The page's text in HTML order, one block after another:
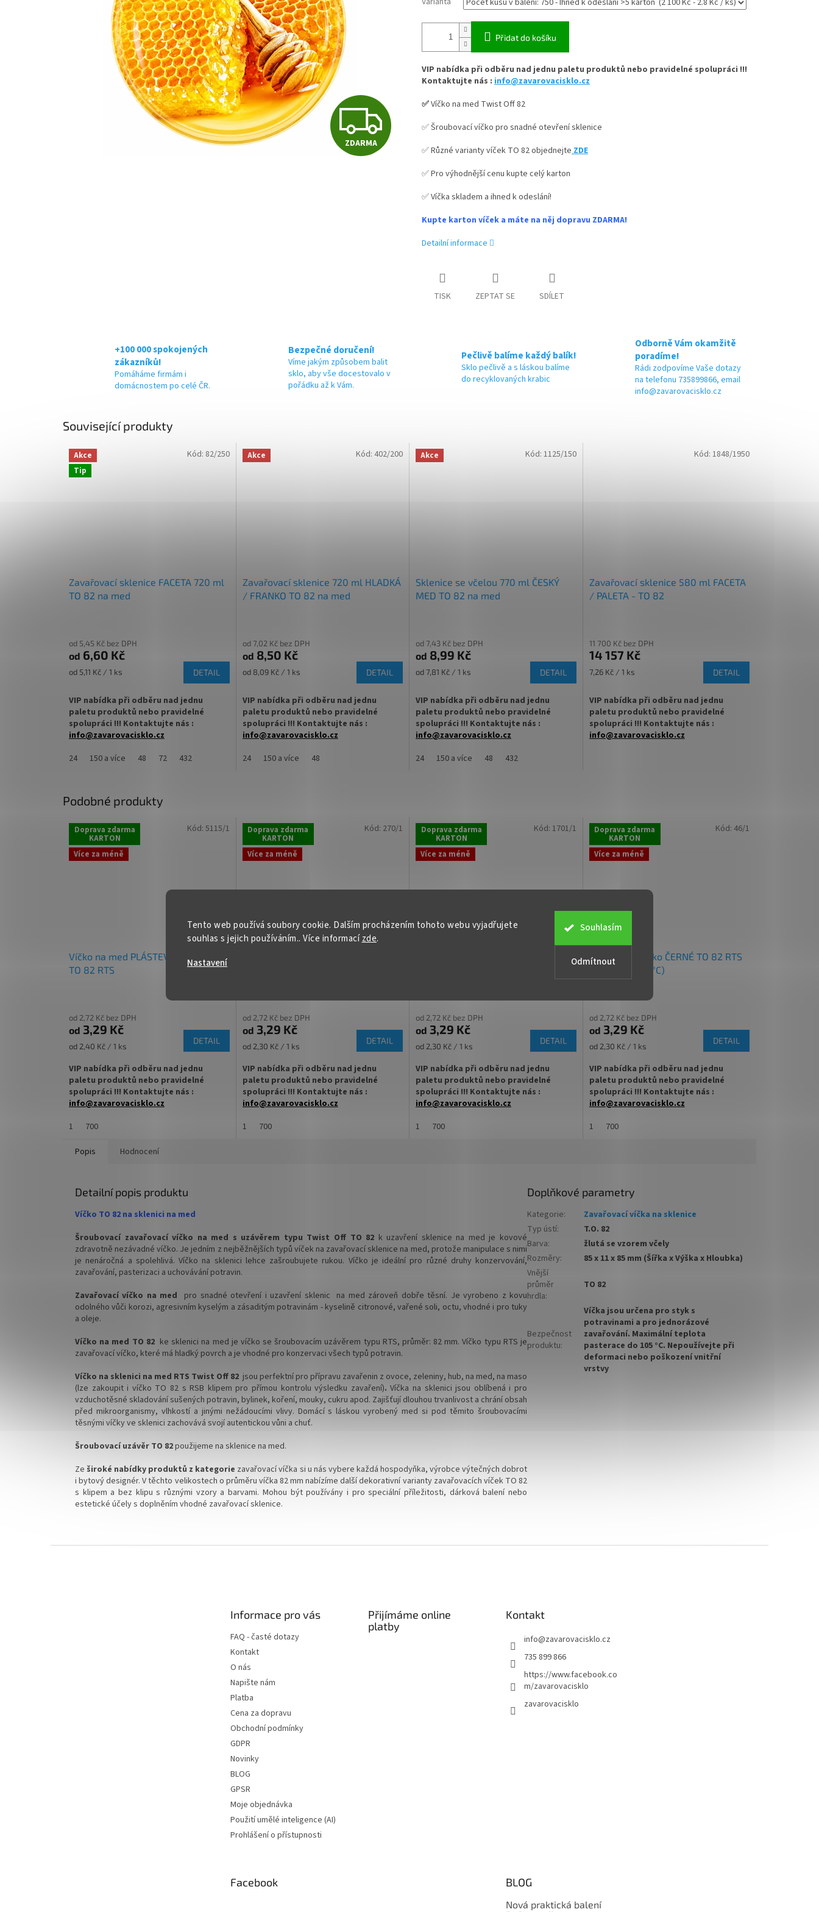
Tento web používá soubory cookie. Dalším procházením tohoto webu vyjadřujete
souhlas s jejich používáním.. Více informacízde.
Nastavení
Odmítnout
Souhlasím
Z
D
ZDARMA
Přidat do košíku
VIP nabídka při odběru nad jednu paletu produktů nebo pravidelné spolupráci !!!
Kontaktujte nás : info@zavarovacisklo.cz
✅Víčko na med Twist Off 82
✅ Šroubovací víčko pro snadné otevření sklenice
✅ Různé varianty víček TO 82 objednejte ZDE
✅ Pro výhodnější cenu kupte celý karton
✅ Víčka skladem a ihned k odeslání!
Kupte karton víček a máte na něj dopravu ZDARMA!
Detailní informace
TISK ZEPTAT SE SDÍLET
+100 000 spokojených
zákazníků!
Pomáháme firmám i
domácnostem po celé ČR.
Bezpečné doručení!
Víme jakým způsobem balit
sklo, aby vše docestovalo v
pořádku až k Vám.
Pečlivě balíme každý balík!
Sklo pečlivě a s láskou balíme
do recyklovaných krabic
Odborně Vám okamžitě
poradíme!
Rádi zodpovíme Vaše dotazy
na telefonu 735899866, email
info@zavarovacisklo.cz
Související produkty
Akce
Tip
Zavařovací sklenice FACETA 720 ml
TO 82 na med
od 5,45 Kč bez DPH
od 6,60 Kč
Měrná
od 5,11 Kč / 1 ks DETAIL
VIP nabídka při odběru nad jednu
paletu produktů nebo pravidelné
spolupráci !!! Kontaktujte nás :
info@zavarovacisklo.cz
Zavařovací sklenice 720 ml s uzávěrem
sklenice vhodná pro domácnosti, včelaře i
Oblíbená sklenice FACETTE 720 ml díky
své univerzálnosti
✅Ideální na domácí med, ovoce nebo
zeleninu
24 150 a více 48 72 432
Kód: 82/250 Akce
Zavařovací sklenice 720 ml HLADKÁ
/ FRANKO TO 82 na med
od 7,02 Kč bez DPH
od 8,50 Kč
Měrná
od 8,09 Kč / 1 ks DETAIL
VIP nabídka při odběru nad jednu
paletu produktů nebo pravidelné
spolupráci !!! Kontaktujte nás :
info@zavarovacisklo.cz
Zavařovací sklenice 720 ml Twist Off TO 82
✅ Twist Off šroubový uzávěr uzavřete
rukou
objednejteZDE
✅ Jako dělaná pro kilo medu, nakládanou
zeleninu
24 150 a více 48
Kód: 402/200 Akce
Sklenice se včelou 770 ml ČESKÝ
MED TO 82 na med
od 7,43 Kč bez DPH
od 8,99 Kč
Měrná
od 7,81 Kč / 1 ks DETAIL
VIP nabídka při odběru nad jednu
paletu produktů nebo pravidelné
spolupráci !!! Kontaktujte nás :
info@zavarovacisklo.cz
Zavařovací sklenice 770 ml na MED se
✅ Twist Off šroubový uzávěr uzavřete
rukou
objednejteZDE
✅ Jako dělaná různé druhy medů
24 150 a více 48 432
Kód: 1125/150
Zavařovací sklenice 580 ml FACETA
/ PALETA - TO 82
11 700 Kč bez DPH
14 157 Kč
Měrná
7,26 Kč / 1 ks DETAIL
VIP nabídka při odběru nad jednu
paletu produktů nebo pravidelné
spolupráci !!! Kontaktujte nás :
info@zavarovacisklo.cz
✅ Různá víčka TO 82 ke sklenici objednejte
ZDE
Kód: 1848/1950
Podobné produkty
Doprava zdarma
KARTON
Více za méně
Víčko na med PLÁSTEV BRONZOVÁ
TO 82 RTS
od 2,72 Kč bez DPH
od 3,29 Kč
Měrná
od 2,40 Kč / 1 ks
DETAIL
VIP nabídka při odběru nad jednu
paletu produktů nebo pravidelné
spolupráci !!! Kontaktujte nás :
info@zavarovacisklo.cz
✅
Víčko na sklenici s uzávěrem typu Twist
✅ Různé varianty víček TO 82
objednejte
✅ Pro výhodnější cenu kupte celý karton
✅ Víčka skladem a ihned k odeslání!
Kupte karton víček a máte na něj
dopravu ZDARMA!
1 700
Kód: 5115/1 Doprava zdarma
KARTON
Více za méně
od 2,72 Kč bez DPH
od 3,29 Kč
Měrná
od 2,30 Kč / 1 ks
DETAIL
VIP nabídka při odběru nad jednu
paletu produktů nebo pravidelné
spolupráci !!! Kontaktujte nás :
info@zavarovacisklo.cz
✅
Víčko na sklenici s uzávěrem typu Twist
✅ Pro výhodnější cenu kupte celý karton
✅ Víčka skladem a ihned k odeslání!
dopravu ZDARMA!
1 700
Kód: 270/1 Doprava zdarma
KARTON
Více za méně
od 2,72 Kč bez DPH
od 3,29 Kč
Měrná
od 2,30 Kč / 1 ks
DETAIL
VIP nabídka při odběru nad jednu
paletu produktů nebo pravidelné
spolupráci !!! Kontaktujte nás :
info@zavarovacisklo.cz
✅
Víčko na sklenici s uzávěrem typu Twist
✅ Pro výhodnější cenu kupte celý karton
✅ Víčka skladem a ihned k odeslání!
Kupte karton víček a máte na něj
dopravu ZDARMA!
1 700
Kód: 1701/1 Doprava zdarma
KARTON
Více za méně
Zavařovací víčko ČERNÉ TO 82 RTS
(paster do 105°C)
od 2,72 Kč bez DPH
od 3,29 Kč
Měrná
od 2,30 Kč / 1 ks
DETAIL
VIP nabídka při odběru nad jednu
paletu produktů nebo pravidelné
spolupráci !!! Kontaktujte nás :
info@zavarovacisklo.cz
✅
Víčko na sklenici s uzávěrem typu Twist
✅ Různé varianty víček TO 82
objednejte ZDE
✅ Pro výhodnější cenu kupte celý karton
✅ Víčka skladem a ihned k odeslání!
dopravu ZDARMA!
1 700
Kód: 46/1
Popis Hodnocení
Detailní popis produktu
Víčko TO 82 na sklenici na med
Šroubovací zavařovací víčko na med s uzávěrem typu Twist Off TO 82 k uzavření sklenice na med je kovové
zdravotně nezávadné víčko. Je jedním z nejběžnějších typů víček na zavařovací sklenice na med, protože manipulace s nimi
je nenáročná a spolehlivá. Víčko na sklenici lehce zašroubujete rukou. Víčko je ideální pro různé druhy konzervování,
zavařování, pasterizaci a uchovávání potravin.
Zavařovací víčko na med pro snadné otevření i uzavření sklenic na med zároveň dobře těsní. Je vyrobeno z kovu
odolného vůči korozi, agresivním kyselým a zásaditým potravinám - kyselině citronové, vařené soli, octu, vhodné i pro tuky
a oleje.
Víčko na med TO 82 ke sklenici na med je víčko se šroubovacím uzávěrem typu RTS, průměr: 82 mm. Víčko typu RTS je
zavařovací víčko, které má hladký povrch a je vhodné pro konzervaci všech typů potravin.
Víčko na sklenici na med RTS Twist Off 82 jsou perfektní pro přípravu zavařenin z ovoce, zeleniny, hub, na med, na maso
(lze zakoupit i víčko TO 82 s RSB klipem pro přímou kontrolu výsledku zavaření). Víčka na sklenici jsou oblíbená i pro
vzduchotěsné skladování sušených potravin, bylinek, koření, mouky, cukru apod. Zajišťují dlouhou trvanlivost a chrání obsah
před mikroorganismy, vlhkostí a jinými nežádoucími vlivy. Domácí s láskou vyrobený med si pod těmito šroubovacími
těsnými víčky ve sklenici zachovává svojí autentickou vůni a chuť.
Šroubovací uzávěr TO 82použijeme na sklenice na med.
Ze široké nabídky produktů z kategorie zavařovací víčka si u nás vybere každá hospodyňka, výrobce výtečných dobrot
i bytový designér.V těchto velikostech o průměru víčka 82 mm nabízíme další dekorativní varianty zavařovacích víček TO 82
s klipem a bez klipu s různými vzory a barvami. Mohou být používány i pro speciální příležitosti, dárková balení nebo
estetické účely s doplněním vhodné zavařovací sklenice.
Doplňkové parametry
Kategorie:
Zavařovací víčka na sklenice
Typ ústí:
T.O. 82
Barva:
žlutá se vzorem včely
Rozměry:
85 x 11 x 85 mm (Šířka x Výška x Hloubka)
Vnější
průměr
hrdla:
TO 82
Bezpečnost
produktu:
Víčka jsou určena pro styk s
potravinami a pro jednorázové
zavařování. Maximální teplota
pasterace do 105 °C. Nepoužívejte při
deformaci nebo poškození vnitřní
vrstvy
Informace pro vás
FAQ - časté dotazy
Kontakt
O nás
Napište nám
Platba
Cena za dopravu
Obchodní podmínky
GDPR
Novinky
BLOG
GPSR
Moje objednávka
Použití umělé inteligence (AI)
Prohlášení o přístupnosti
Přijímáme online
platby
Kontakt
info@zavarovacisklo.cz
735 899 866
https://www.facebook.co
m/zavarovacisklo
zavarovacisklo
Facebook BLOG
Nová praktická balení